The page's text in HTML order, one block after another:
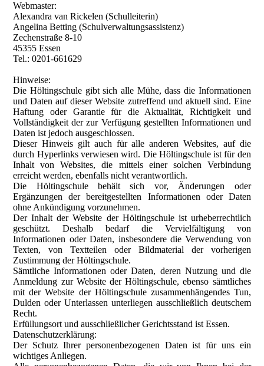
Webmaster:
Alexandra van Rickelen (Schulleiterin)
Angelina Betting (Schulverwaltungsassistenz)
Zechenstraße 8-10
45355 Essen
Tel.: 0201-661629
Hinweise:
Die Höltingschule gibt sich alle Mühe, dass die Informationen
und Daten auf dieser Website zutreffend und aktuell sind. Eine
Haftung oder Garantie für die Aktualität, Richtigkeit und
Vollständigkeit der zur Verfügung gestellten Informationen und
Daten ist jedoch ausgeschlossen.
Dieser Hinweis gilt auch für alle anderen Websites, auf die
durch Hyperlinks verwiesen wird. Die Höltingschule ist für den
Inhalt von Websites, die mittels einer solchen Verbindung
erreicht werden, ebenfalls nicht verantwortlich.
Die Höltingschule behält sich vor, Änderungen oder
Ergänzungen der bereitgestellten Informationen oder Daten
ohne Ankündigung vorzunehmen.
Der Inhalt der Website der Höltingschule ist urheberrechtlich
geschützt. Deshalb bedarf die Vervielfältigung von
Informationen oder Daten, insbesondere die Verwendung von
Texten, von Textteilen oder Bildmaterial der vorherigen
Zustimmung der Höltingschule.
Sämtliche Informationen oder Daten, deren Nutzung und die
Anmeldung zur Website der Höltingschule, ebenso sämtliches
mit der Website der Höltingschule zusammenhängendes Tun,
Dulden oder Unterlassen unterliegen ausschließlich deutschem
Recht.
Erfüllungsort und ausschließlicher Gerichtsstand ist Essen.
Datenschutzerklärung:
Der Schutz Ihrer personenbezogenen Daten ist für uns ein
wichtiges Anliegen.